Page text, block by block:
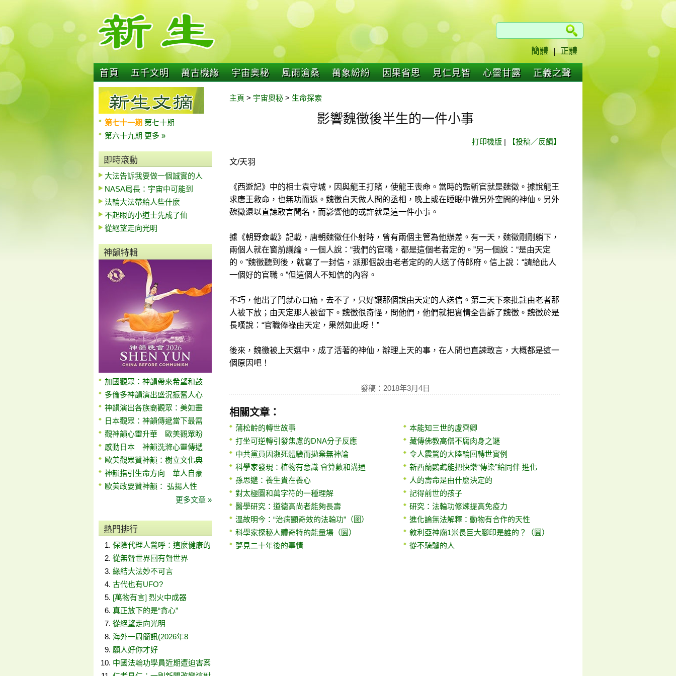
簡體 | 正體
首頁 五千文明 萬古機緣 宇宙奧秘 風雨滄桑 萬象紛紛 因果省思 見仁見智 心靈甘露 正義之聲
第七十一期 第七十期
第六十九期 更多 »
即時滾動
大法告訴我要做一個誠實的人
NASA局長：宇宙中可能到
法輪大法帶給人些什麼
不起眼的小道士先成了仙
從絕望走向光明
神韻特輯
加國觀眾：神韻帶來希望和鼓
多倫多神韻演出盛況振奮人心
神韻演出各族裔觀眾：美如畫
日本觀眾：神韻傳遞當下最需
觀神韻心靈升華 歐美觀眾盼
感動日本 神韻洗滌心靈傳遞
歐美觀眾贊神韻：樹立文化典
神韻指引生命方向 華人自豪
歐美政要贊神韻： 弘揚人性
更多文章 »
熱門排行
保險代理人驚呼：這麼健康的
從無聲世界回有聲世界
緣結大法妙不可言
古代也有UFO?
[萬物有言] 烈火中成器
真正放下的是“貪心”
從絕望走向光明
海外一周簡訊(2026年8
願人好你才好
中國法輪功學員近期遭迫害案
主頁 > 宇宙奧秘 > 生命探索
影響魏徵後半生的一件小事
打印機版 | 【投稿／反饋】
文/天羽
《西遊記》中的相士袁守城，因與龍王打賭，使龍王喪命。當時的監斬官就是魏徵。據說龍王
求唐王救命，也無功而返。魏徵白天做人間的丞相，晚上或在睡眠中做另外空間的神仙。另外
魏徵還以直諫敢言聞名，而影響他的或許就是這一件小事。
據《朝野僉載》記載，唐朝魏徵任仆射時，曾有兩個主管為他辦差。有一天，魏徵剛剛躺下，
兩個人就在窗前議論。一個人說：“我們的官職，都是這個老者定的。”另一個說：“是由天定
的。”魏徵聽到後，就寫了一封信，派那個說由老者定的的人送了侍郎府。信上說：“請給此人
一個好的官職。”但這個人不知信的內容。
不巧，他出了門就心口痛，去不了，只好讓那個說由天定的人送信。第二天下來批註由老者那
人被下放；由天定那人被留下。魏徵很奇怪，問他們，他們就把實情全告訴了魏徵。魏徵於是
長嘆說：“官職俸祿由天定，果然如此呀！”
後來，魏徵被上天選中，成了活著的神仙，辦理上天的事，在人間也直諫敢言，大概都是這一
個原因吧！
發稿：2018年3月4日
相關文章：
蒲松齡的轉世故事
打坐可逆轉引發焦慮的DNA分子反應
中共黨員因瀕死體驗而拋棄無神論
科學家發現：植物有意識 會算數和溝通
孫思邈：養生貴在養心
對太極圖和萬字符的一種理解
醫學研究：道德高尚者能夠長壽
溫故明今：“治病顯奇效的法輪功”（圖）
科學家探秘人體奇特的能量場（圖）
夢見二十年後的事情
本能知三世的盧齊卿
藏傳佛教高僧不腐肉身之謎
令人震驚的大陸輪回轉世實例
新西蘭鸚鵡能把快樂“傳染”給同伴 進化
人的壽命是由什麼決定的
記得前世的孩子
研究：法輪功修煉提高免疫力
進化論無法解釋：動物有合作的天性
敘利亞神廟1米長巨大腳印是誰的？（圖）
從不騎驢的人